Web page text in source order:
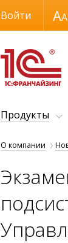
Размер
Войти
Продукты
О компании